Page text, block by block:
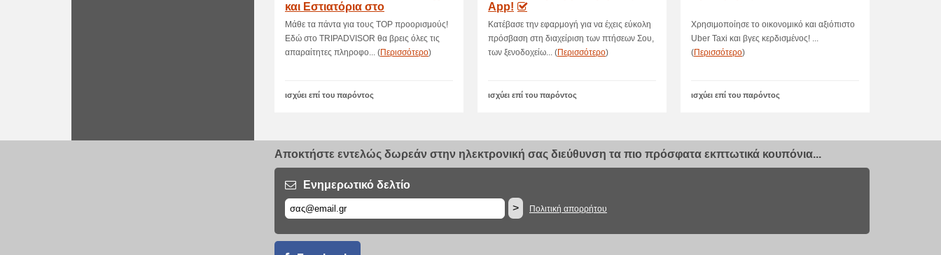
και Εστιατόρια στο
Tripadvisor
Μάθε τα πάντα για τους TOP προορισμούς!
Εδώ στο TRIPADVISOR θα βρεις όλες τις
απαραίτητες πληροφο... (Περισσότερο)
ισχύει επί του παρόντος
App!
Κατέβασε την εφαρμογή για να έχεις εύκολη
πρόσβαση στη διαχείριση των πτήσεων Σου,
των ξενοδοχείω... (Περισσότερο)
ισχύει επί του παρόντος
Χρησιμοποίησε το οικονομικό και αξιόπιστο
Uber Taxi και βγες κερδισμένος! ...
(Περισσότερο)
ισχύει επί του παρόντος
Αποκτήστε εντελώς δωρεάν στην ηλεκτρονική σας διεύθυνση τα πιο πρόσφατα εκπτωτικά κουπόνια...
Ενημερωτικό δελτίο
>
Πολιτική απορρήτου